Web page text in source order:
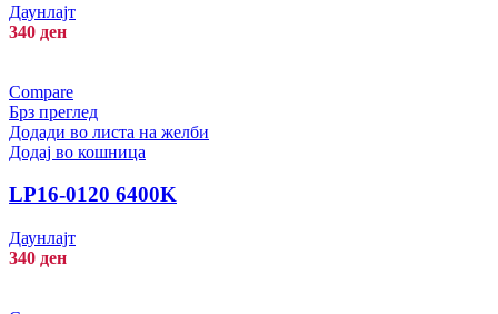
Даунлајт
340 ден
Compare
Брз преглед
Додади во листа на желби
Додај во кошница
LP16-0120 6400K
Даунлајт
340 ден